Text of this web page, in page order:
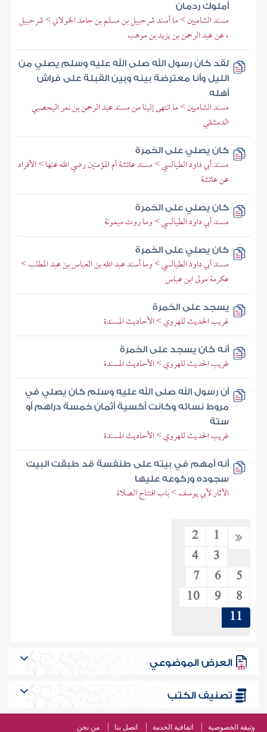
أملوك ردمان
مسند الشاميين > ما أسند شرحبيل بن مسلم بن حامد الخولاني > شرحبيل
، عن عبد الرحمن بن يزيد بن موهب
لقد كان رسول الله صلى الله عليه وسلم يصلي من
الليل وأنا معترضة بينه وبين القبلة على فراش
أهله
مسند الشاميين > ما انتهى إلينا من مسند عبد الرحمن بن نمر اليحصبي
الدمشقي
كان يصلي على الخمرة
مسند أبي داود الطيالسي > مسند عائشة أم المؤمنين رضي الله عنها > الأفراد
عن عائشة
كان يصلي على الخمرة
مسند أبي داود الطيالسي > وما روت ميمونة
كان يصلي على الخمرة
مسند أبي داود الطيالسي > وما أسند عبد الله بن العباس بن عبد المطلب >
عكرمة مولى ابن عباس
يسجد على الخمرة
غريب الحديث للهروي > الأحاديث المسندة
أنه كان يسجد على الخمرة
غريب الحديث للهروي > الأحاديث المسندة
أن رسول الله صلى الله عليه وسلم كان يصلي في
مروط نسائه وكانت أكسية أثمان خمسة دراهم أو
ستة
غريب الحديث للهروي > الأحاديث المسندة
أنه أمهم في بيته على طنفسة قد طبقت البيت
سجوده وركوعه عليها
الآثار لأبي يوسف > باب افتتاح الصلاة
1
2
3
4
5
6
7
8
9
10
11
العرض الموضوعي
تصنيف الكتب
وثيقة الخصوصية اتفاقية الخدمة اتصل بنا من نحن